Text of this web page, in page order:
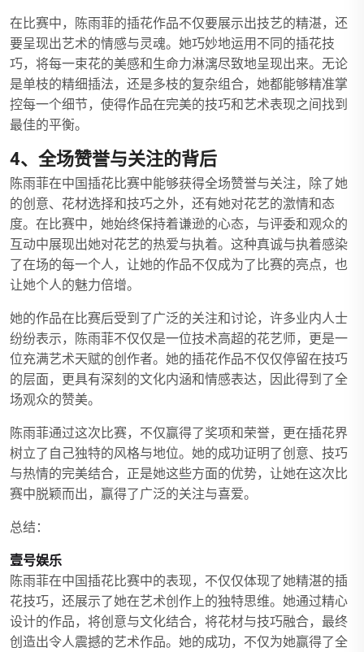
在比赛中，陈雨菲的插花作品不仅要展示出技艺的精湛，还
要呈现出艺术的情感与灵魂。她巧妙地运用不同的插花技
巧，将每一束花的美感和生命力淋漓尽致地呈现出来。无论
是单枝的精细插法，还是多枝的复杂组合，她都能够精准掌
控每一个细节，使得作品在完美的技巧和艺术表现之间找到
最佳的平衡。
4、全场赞誉与关注的背后
陈雨菲在中国插花比赛中能够获得全场赞誉与关注，除了她
的创意、花材选择和技巧之外，还有她对花艺的激情和态
度。在比赛中，她始终保持着谦逊的心态，与评委和观众的
互动中展现出她对花艺的热爱与执着。这种真诚与执着感染
了在场的每一个人，让她的作品不仅成为了比赛的亮点，也
让她个人的魅力倍增。
她的作品在比赛后受到了广泛的关注和讨论，许多业内人士
纷纷表示，陈雨菲不仅仅是一位技术高超的花艺师，更是一
位充满艺术天赋的创作者。她的插花作品不仅仅停留在技巧
的层面，更具有深刻的文化内涵和情感表达，因此得到了全
场观众的赞美。
陈雨菲通过这次比赛，不仅赢得了奖项和荣誉，更在插花界
树立了自己独特的风格与地位。她的成功证明了创意、技巧
与热情的完美结合，正是她这些方面的优势，让她在这次比
赛中脱颖而出，赢得了广泛的关注与喜爱。
总结：
壹号娱乐
陈雨菲在中国插花比赛中的表现，不仅仅体现了她精湛的插
花技巧，还展示了她在艺术创作上的独特思维。她通过精心
设计的作品，将创意与文化结合，将花材与技巧融合，最终
创造出令人震撼的艺术作品。她的成功，不仅为她赢得了全